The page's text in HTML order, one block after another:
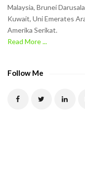
Malaysia, Brunei
Kuwait, Uni Emerates
Amerika Serikat.
Read More ...
Follow Me